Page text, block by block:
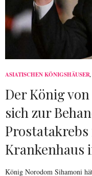
ASIATISCHEN KÖNIGSHÄUSER,
Der König
sich zur
Krankenhaus
König Norodom Sihamoni